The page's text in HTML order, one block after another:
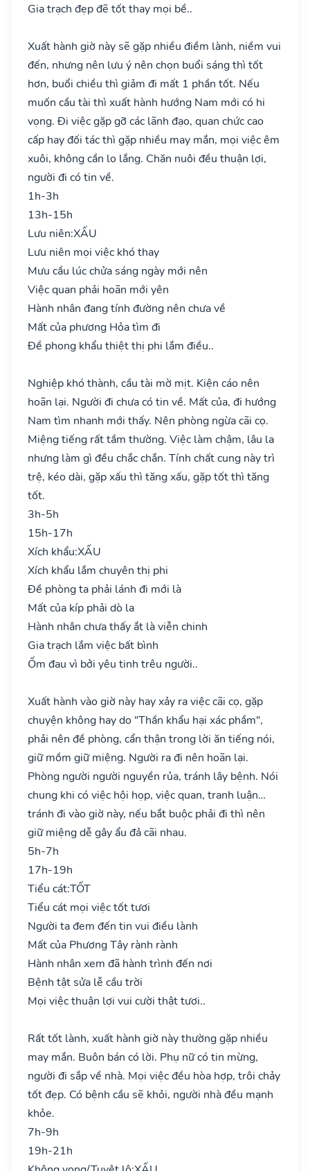
Gia trạch đẹp đẽ tốt thay mọi bề..
Xuất hành giờ này sẽ gặp nhiều điềm lành, niềm vui
đến, nhưng nên lưu ý nên chọn buổi sáng thì tốt
hơn, buổi chiều thì giảm đi mất 1 phần tốt. Nếu
muốn cầu tài thì xuất hành hướng Nam mới có hi
vọng. Đi việc gặp gỡ các lãnh đạo, quan chức cao
cấp hay đối tác thì gặp nhiều may mắn, mọi việc êm
xuôi, không cần lo lắng. Chăn nuôi đều thuận lợi,
người đi có tin về.
1h-3h
13h-15h
Lưu niên:XẤU
Lưu niên mọi việc khó thay
Mưu cầu lúc chửa sáng ngày mới nên
Việc quan phải hoãn mới yên
Hành nhân đang tính đường nên chưa về
Mất của phương Hỏa tìm đi
Đề phong khẩu thiệt thị phi lắm điều..
Nghiệp khó thành, cầu tài mờ mịt. Kiện cáo nên
hoãn lại. Người đi chưa có tin về. Mất của, đi hướng
Nam tìm nhanh mới thấy. Nên phòng ngừa cãi cọ.
Miệng tiếng rất tầm thường. Việc làm chậm, lâu la
nhưng làm gì đều chắc chắn. Tính chất cung này trì
trệ, kéo dài, gặp xấu thì tăng xấu, gặp tốt thì tăng
tốt.
3h-5h
15h-17h
Xích khẩu:XẤU
Xích khẩu lắm chuyên thị phi
Đề phòng ta phải lánh đi mới là
Mất của kíp phải dò la
Hành nhân chưa thấy ắt là viễn chinh
Gia trạch lắm việc bất bình
Ốm đau vì bởi yêu tinh trêu người..
Xuất hành vào giờ này hay xảy ra việc cãi cọ, gặp
chuyện không hay do "Thần khẩu hại xác phầm",
phải nên đề phòng, cẩn thận trong lời ăn tiếng nói,
giữ mồm giữ miệng. Người ra đi nên hoãn lại.
Phòng người người nguyền rủa, tránh lây bệnh. Nói
chung khi có việc hội họp, việc quan, tranh luận…
tránh đi vào giờ này, nếu bắt buộc phải đi thì nên
giữ miệng dễ gây ẩu đả cãi nhau.
5h-7h
17h-19h
Tiểu cát:TỐT
Tiểu cát mọi việc tốt tươi
Người ta đem đến tin vui điều lành
Mất của Phương Tây rành rành
Hành nhân xem đã hành trình đến nơi
Bệnh tật sửa lễ cầu trời
Mọi việc thuận lợi vui cười thật tươi..
Rất tốt lành, xuất hành giờ này thường gặp nhiều
may mắn. Buôn bán có lời. Phụ nữ có tin mừng,
người đi sắp về nhà. Mọi việc đều hòa hợp, trôi chảy
tốt đẹp. Có bệnh cầu sẽ khỏi, người nhà đều mạnh
khỏe.
7h-9h
19h-21h